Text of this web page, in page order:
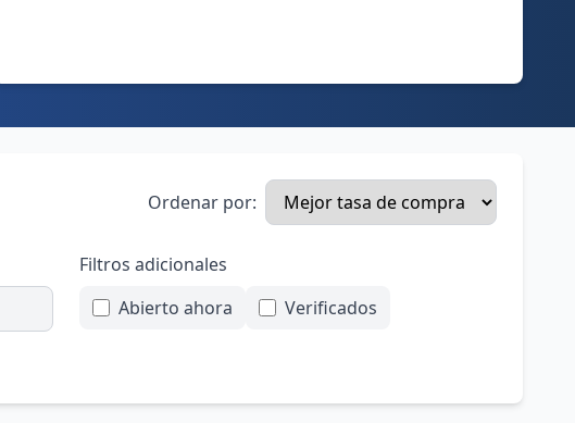
Ordenar por:
Filtros adicionales
Abierto ahora
Verificados